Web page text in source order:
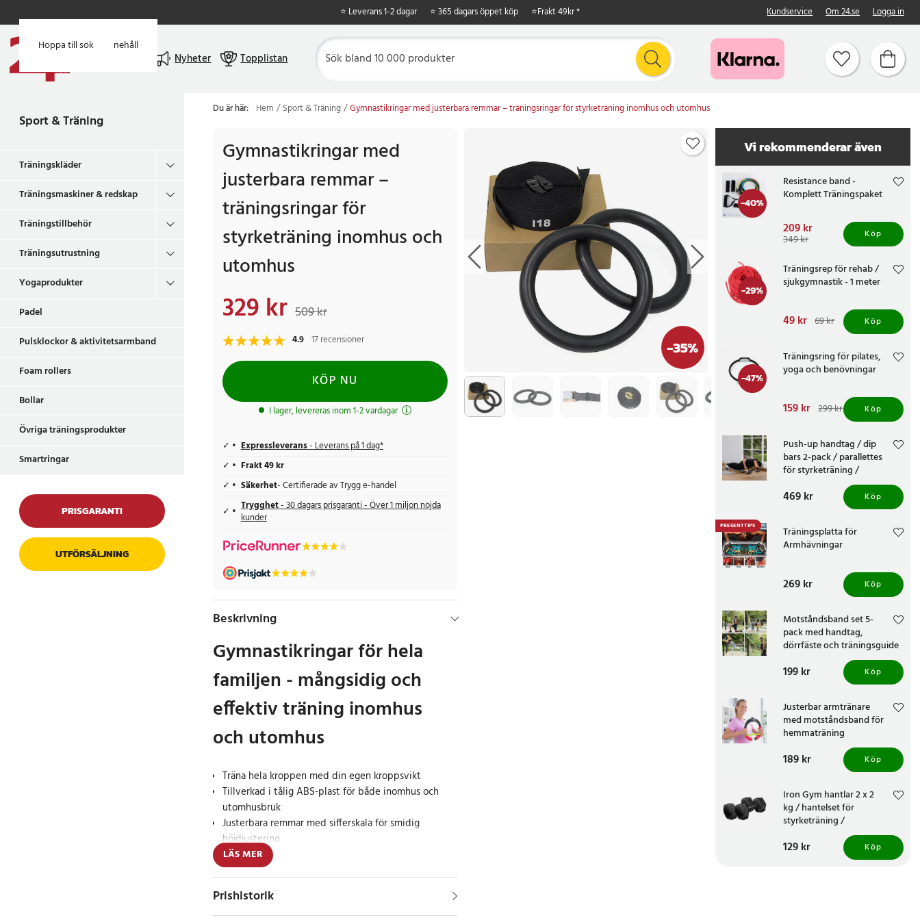
Hoppa till huvudinnehåll
Hoppa till sök
⭐ Leverans 1-2 dagar ⭐ 365 dagars öppet köp ⭐Frakt 49kr * Kundservice Om 24.se Logga in
Nyheter Topplistan
Sport & Träning
Träningskläder
Träningsmaskiner & redskap
Träningstillbehör
Träningsutrustning
Yogaprodukter
Padel
Pulsklockor & aktivitetsarmband
Foam rollers
Bollar
Övriga träningsprodukter
Smartringar
PRISGARANTI
UTFÖRSÄLJNING
Du är här: Hem Sport & Träning Gymnastikringar med justerbara remmar – träningsringar för styrketräning inomhus och utomhus
-35%
Gymnastikringar med
justerbara remmar –
träningsringar för
styrketräning inomhus och
utomhus
Nuvarande pris
329 kr 509 kr
4.9 17 recensioner
KÖP NU
I lager, levereras inom 1-2 vardagar
Expressleverans- Leverans på 1 dag*
Frakt 49 kr
Säkerhet- Certifierade av Trygg e-handel
Trygghet- 30 dagars prisgaranti - Över 1 miljon nöjda
kunder
Beskrivning
Gymnastikringar för hela
familjen - mångsidig och
effektiv träning inomhus
och utomhus
Träna hela kroppen med din egen kroppsvikt
Tillverkad i tålig ABS-plast för både inomhus och
utomhusbruk
Justerbara remmar med sifferskala för smidig
höjdjustering
Letar du efter ett roligt och mångsidigt
Gymnastikringar är svaret! Med hjälp av din kroppsvikt
LÄS MER
Prishistorik
Vi rekommenderar även
-40%
Resistance band -
Komplett Träningspaket
Nuvarande pris:
209 krTidigare pris :349 kr
209 kr
349 kr Köp
-29%
Träningsrep för rehab /
sjukgymnastik - 1 meter
Nuvarande pris
Tidigare pris 69 kr
49 kr 69 kr Köp
-47%
Träningsring för pilates,
yoga och benövningar
Nuvarande pris
Tidigare pris 299 kr
159 kr 299 kr Köp
Push-up handtag / dip
bars 2-pack / parallettes
för styrketräning /
träningshandtag för
armhävningar
Pris: 469 kr
469 kr Köp
PRESENTTIPS
Träningsplatta för
Armhävningar
Pris:269 kr
269 kr Köp
Motståndsband set 5-
pack med handtag,
dörrfäste och träningsguide
Pris :199 kr
199 kr Köp
Justerbar armtränare
med motståndsband för
hemmaträning
Pris :189 kr
189 kr Köp
Iron Gym hantlar 2 x 2
kg / hantelset för
styrketräning /
träningshantlar för
hemmaträning
Pris :129 kr
129 kr Köp